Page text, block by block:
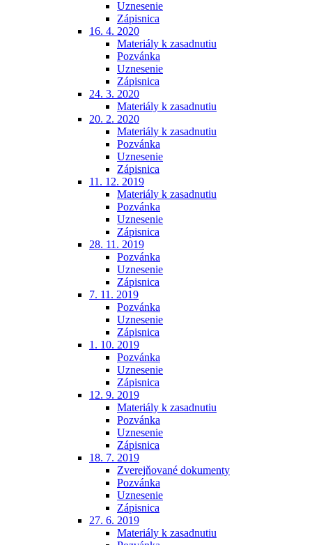
Uznesenie
Zápisnica
16. 4. 2020
Materiály k zasadnutiu
Pozvánka
Uznesenie
Zápisnica
24. 3. 2020
Materiály k zasadnutiu
20. 2. 2020
Materiály k zasadnutiu
Pozvánka
Uznesenie
Zápisnica
11. 12. 2019
Materiály k zasadnutiu
Pozvánka
Uznesenie
Zápisnica
28. 11. 2019
Pozvánka
Uznesenie
Zápisnica
7. 11. 2019
Pozvánka
Uznesenie
Zápisnica
1. 10. 2019
Pozvánka
Uznesenie
Zápisnica
12. 9. 2019
Materiály k zasadnutiu
Pozvánka
Uznesenie
Zápisnica
18. 7. 2019
Zverejňované dokumenty
Pozvánka
Uznesenie
Zápisnica
27. 6. 2019
Materiály k zasadnutiu